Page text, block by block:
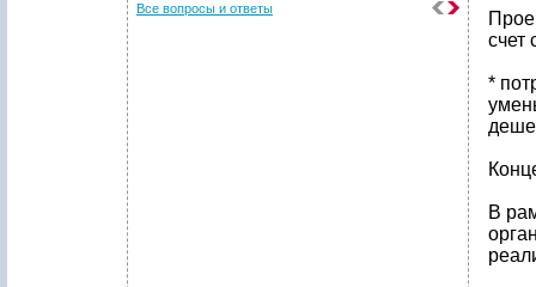
Все вопросы и ответы
счет
*
В